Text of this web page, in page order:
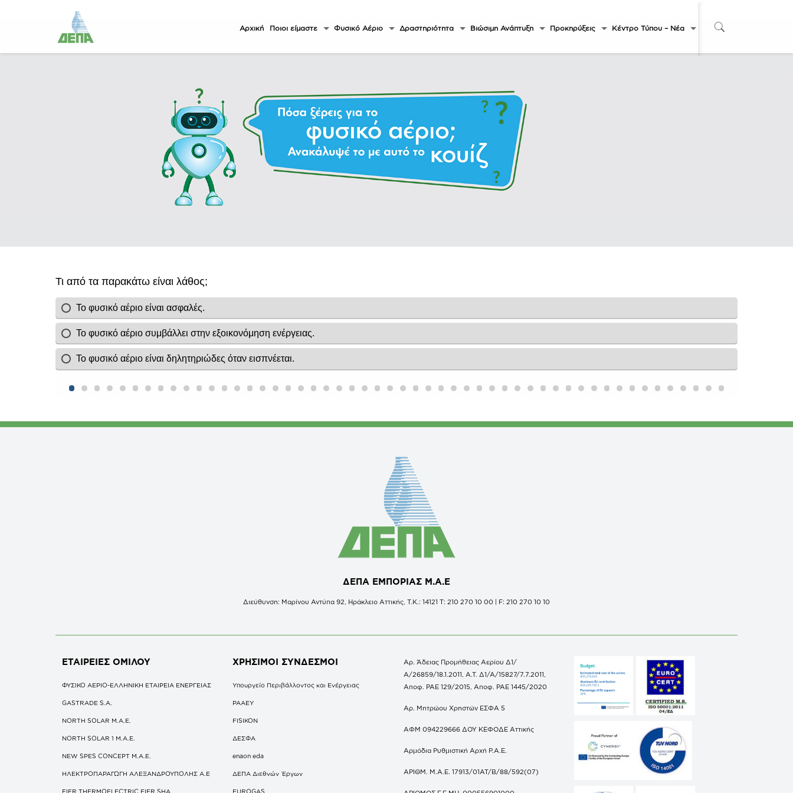
Αρχική Ποιοι είμαστε Φυσικό Αέριο Δραστηριότητα Βιώσιμη Ανάπτυξη Προκηρύξεις Κέντρο Τύπου – Νέα
ΔΕΠΑ ΕΜΠΟΡΙΑΣ Μ.Α.Ε
Διεύθυνση: Μαρίνου Αντύπα 92, Ηράκλειο Αττικής, Τ.Κ.: 14121 Τ: 210 270 10 00 | F: 210 270 10 10
ΕΤΑΙΡΕΙΕΣΟΜΙΛΟΥ
ΦΥΣΙΚΟ ΑΕΡΙΟ-ΕΛΛΗΝΙΚΗ ΕΤΑΙΡΕΙΑ ΕΝΕΡΓΕΙΑΣ
GASTRADE S.A.
NORTH SOLAR M.Α.Ε.
NORTH SOLAR 1 M.Α.Ε.
NEW SPES CONCEPT Μ.Α.Ε.
ΗΛΕΚΤΡΟΠΑΡΑΓΩΓΗ ΑΛΕΞΑΝΔΡΟΥΠΟΛΗΣ A.E
FIER THERMOELECTRIC FIER SHA
ΧΡΗΣΙΜΟΙ ΣΥΝΔΕΣΜΟΙ
Υπουργείο Περιβάλλοντος και Ενέργειας
ΡΑΑΕΥ
FISIKON
ΔΕΣΦΑ
enaon eda
ΔΕΠΑ Διεθνών Έργων
EUROGAS
Αρ. Άδειας Προμήθειας Αερίου Δ1/
Α/26859/18.1.2011, Α.Τ. Δ1/Α/15827/7.7.2011,
Αποφ. ΡΑΕ 129/2015, Αποφ. ΡΑΕ 1445/2020
Αρ. Μητρώου Χρηστών ΕΣΦΑ 5
ΑΦΜ 094229666 ΔΟΥ ΚΕΦΟΔΕ Αττικής
Αρμόδια Ρυθμιστική Αρχή Ρ.Α.Ε.
ΑΡΙΘΜ. Μ.Α.Ε. 17913/01ΑΤ/Β/88/592(07)